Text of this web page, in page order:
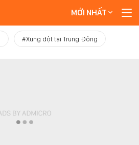
MỚI NHẤT
#Xung đột tại Trung Đông